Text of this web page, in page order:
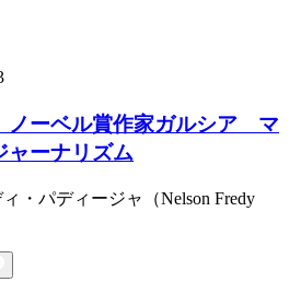
ノーベル賞作家ガルシア゠マ
ャーナリズム
・パディージャ（Nelson Fredy